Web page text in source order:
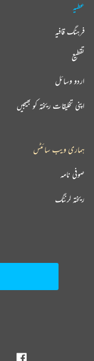
عطیہ
فرہنگ قافیہ
تقطیع
اردو وسائل
اپنی تخلیقات ریختہ کو بھیجیں
ہماری ویب سائٹس
صوفی نامہ
ریختہ لرننگ